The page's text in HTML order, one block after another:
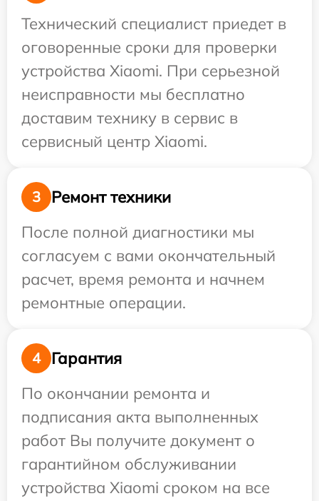
Технический специалист приедет в
оговоренные сроки для проверки
устройства Xiaomi. При серьезной
неисправности мы бесплатно
доставим технику в сервис в
сервисный центр Xiaomi.
3
Ремонт техники
После полной диагностики мы
согласуем с вами окончательный
расчет, время ремонта и начнем
ремонтные операции.
4
Гарантия
По окончании ремонта и
подписания акта выполненных
работ Вы получите документ о
гарантийном обслуживании
устройства Xiaomi сроком на все